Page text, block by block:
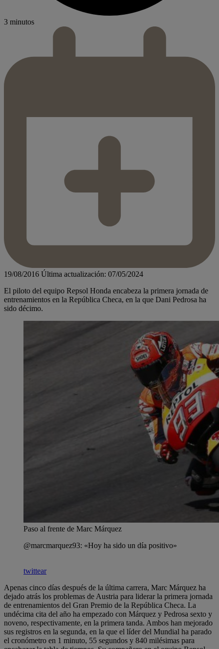
3 minutos
19/08/2016 Última actualización: 07/05/2024
El piloto del equipo Repsol Honda encabeza la primera jornada de
entrenamientos en la República Checa, en la que Dani Pedrosa ha
sido décimo.
Paso al frente de Marc Márquez
@marcmarquez93: «Hoy ha sido un día positivo»
twittear
Apenas cinco días después de la última carrera, Marc Márquez ha
dejado atrás los problemas de Austria para liderar la primera jornada
de entrenamientos del Gran Premio de la República Checa. La
undécima cita del año ha empezado con Márquez y Pedrosa sexto y
noveno, respectivamente, en la primera tanda. Ambos han mejorado
sus registros en la segunda, en la que el líder del Mundial ha parado
el cronómetro en 1 minuto, 55 segundos y 840 milésimas para